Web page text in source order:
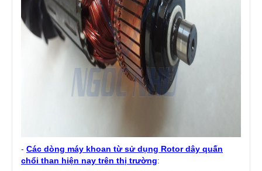
- Các dòng máy khoan từ sử dụng Rotor dây quấn
chổi than hiện nay trên thị trường: